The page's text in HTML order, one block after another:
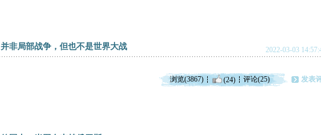
并非局部战争，但也不是世界大战 2022-03-03
浏览(3867) (24) 评论(25) 发表